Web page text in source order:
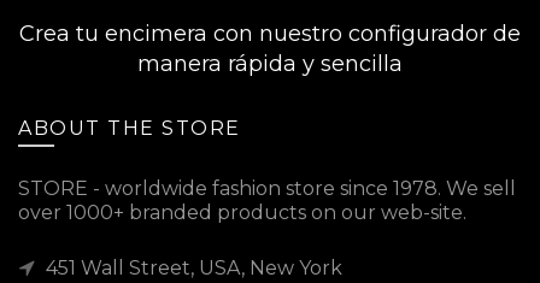
Crea tu encimera con nuestro configurador de
manera rápida y sencilla
ABOUT THE STORE
STORE - worldwide fashion store since 1978. We sell
over 1000+ branded products on our web-site.
451 Wall Street, USA, New York